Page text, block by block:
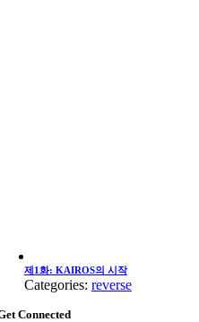
제1화: KAIROS의 시작
Categories: reverse
Connected